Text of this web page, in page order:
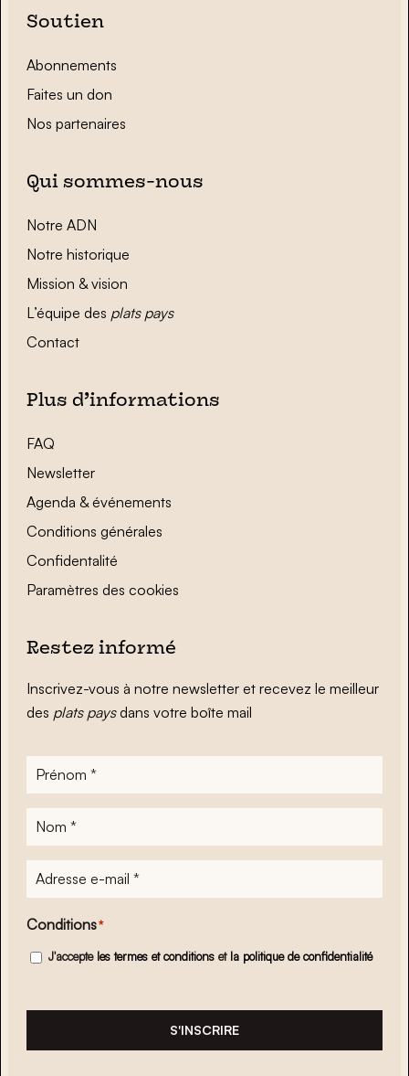
Soutien
Abonnements
Faites un don
Nos partenaires
Qui sommes-nous
Notre ADN
Notre historique
Mission & vision
L’équipe des plats pays
Contact
Plus d’informations
FAQ
Newsletter
Agenda & événements
Conditions générales
Confidentalité
Paramètres des cookies
Restez informé
Inscrivez-vous à notre newsletter et recevez le meilleur
des plats paysdans votre boîte mail
Prénom
Nom
Adresse
e-
mail*
Conditions*
J'accepte les termes et conditions et la politique de confidentialité
S'INSCRIRE